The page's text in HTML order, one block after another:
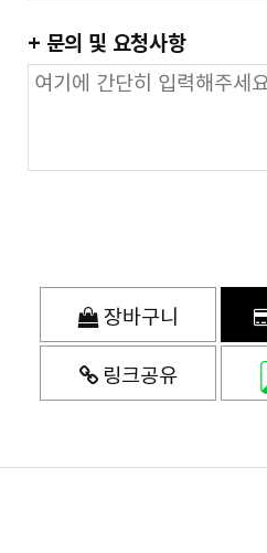
+ 문의 및 요청사항
장바구니
링크공유